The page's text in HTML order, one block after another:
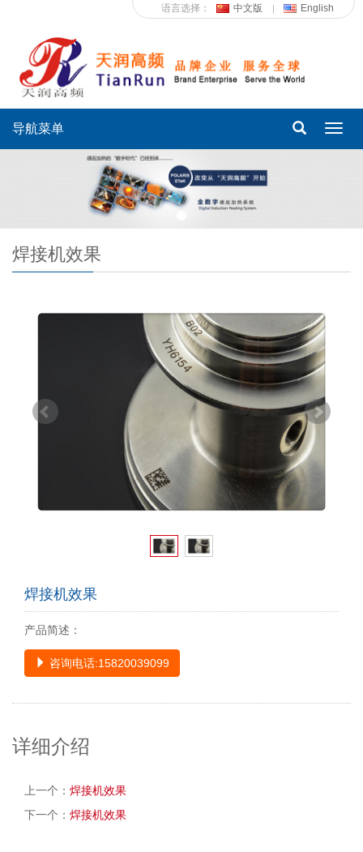
语言选择： 中文版 English
导航菜单
焊接机效果
焊接机效果
产品简述：
咨询电话:15820039099
详细介绍
上一个： 焊接机效果
下一个： 焊接机效果